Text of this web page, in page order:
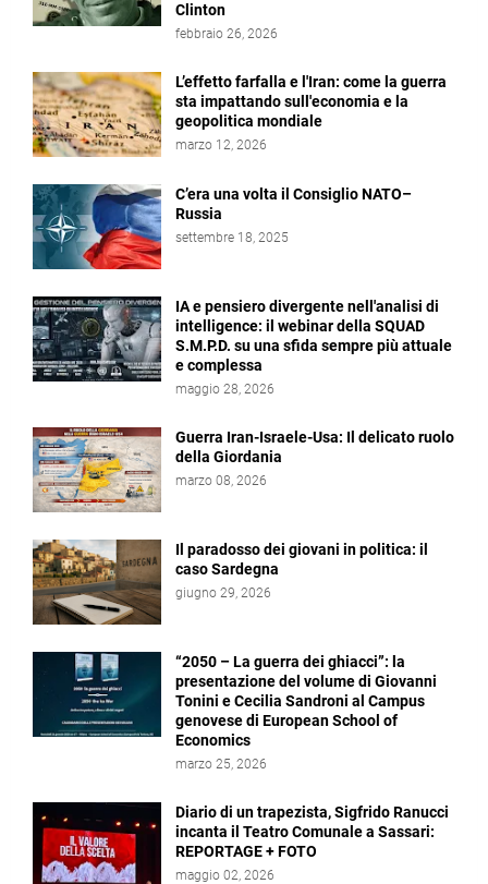
Clinton
febbraio 26, 2026
L’effetto farfalla e l'Iran: come la guerra
sta impattando sull'economia e la
geopolitica mondiale
marzo 12, 2026
C’era una volta il Consiglio NATO–
Russia
settembre 18, 2025
IA e pensiero divergente nell'analisi di
intelligence: il webinar della SQUAD
S.M.P.D. su una sfida sempre più attuale
e complessa
maggio 28, 2026
Guerra Iran-Israele-Usa: Il delicato ruolo
della Giordania
marzo 08, 2026
Il paradosso dei giovani in politica: il
caso Sardegna
giugno 29, 2026
“2050 – La guerra dei ghiacci”: la
presentazione del volume di Giovanni
Tonini e Cecilia Sandroni al Campus
genovese di European School of
Economics
marzo 25, 2026
Diario di un trapezista, Sigfrido Ranucci
incanta il Teatro Comunale a Sassari:
REPORTAGE + FOTO
maggio 02, 2026